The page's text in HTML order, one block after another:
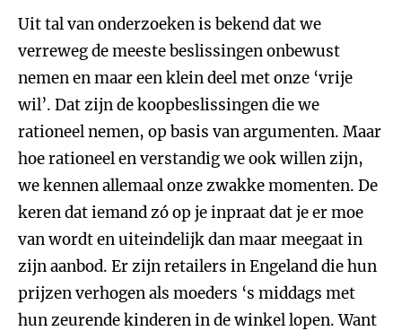
Uit tal van onderzoeken is bekend dat we
verreweg de meeste beslissingen onbewust
nemen en maar een klein deel met onze ‘vrije
wil’. Dat zijn de koopbeslissingen die we
rationeel nemen, op basis van argumenten. Maar
hoe rationeel en verstandig we ook willen zijn,
we kennen allemaal onze zwakke momenten. De
keren dat iemand zó op je inpraat dat je er moe
van wordt en uiteindelijk dan maar meegaat in
zijn aanbod. Er zijn retailers in Engeland die hun
prijzen verhogen als moeders ‘s middags met
hun zeurende kinderen in de winkel lopen. Want